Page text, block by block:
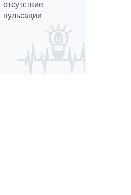
отсутствие
пульсации